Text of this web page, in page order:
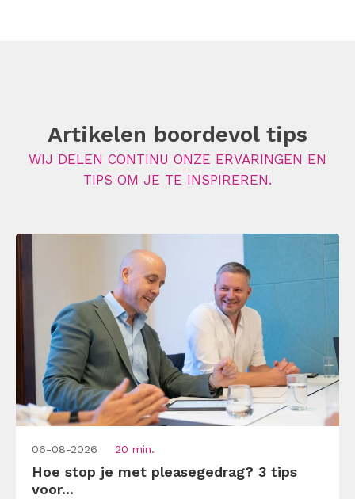
Artikelen boordevol tips
WIJ DELEN CONTINU ONZE ERVARINGEN EN
TIPS OM JE TE INSPIREREN.
06-08-2026 20 min.
Hoe stop je met pleasegedrag? 3 tips
voor...